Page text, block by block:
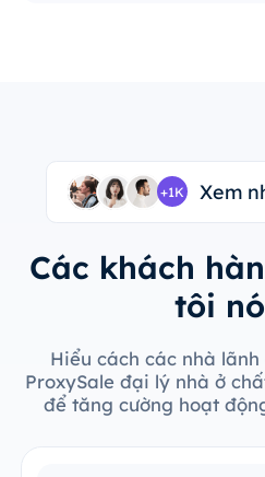
+1K Xem
Các khách
tôi
Hiểu cách các nhà
ProxySale đại lý nhà ở
để tăng cường hoạt